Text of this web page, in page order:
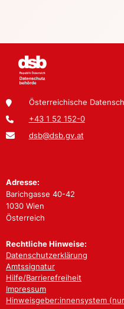
Österreichische
+43 1 52 152-0
dsb@dsb.gv.at
Adresse:
Barichgasse 40-42
1030 Wien
Österreich
Rechtliche Hinweise:
Datenschutzerklärung
Amtssignatur
Hilfe/Barrierefreiheit
Impressum
Hinweisgeber:innensystem